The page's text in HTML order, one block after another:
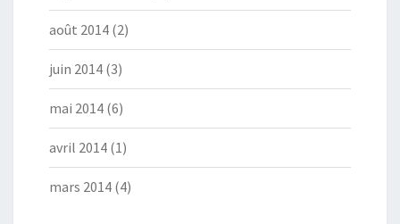
août 2014 (2)
juin 2014 (3)
mai 2014 (6)
avril 2014 (1)
mars 2014 (4)